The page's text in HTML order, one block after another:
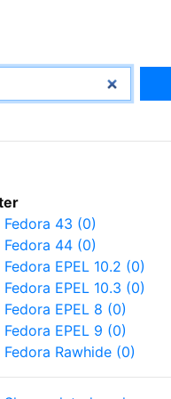
Fedora 43 (0)
Fedora 44 (0)
Fedora EPEL 10.2 (0)
Fedora EPEL 10.3 (0)
Fedora EPEL 8 (0)
Fedora EPEL 9 (0)
Fedora Rawhide (0)